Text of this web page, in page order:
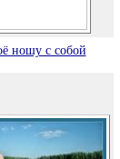
ношу с собой